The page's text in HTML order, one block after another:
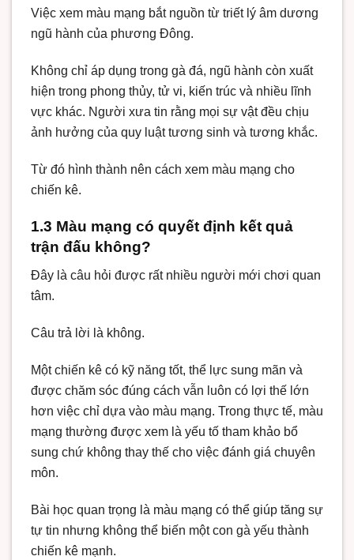
Việc xem màu mạng bắt nguồn từ triết lý âm dương
ngũ hành của phương Đông.
Không chỉ áp dụng trong gà đá, ngũ hành còn xuất
hiện trong phong thủy, tử vi, kiến trúc và nhiều lĩnh
vực khác. Người xưa tin rằng mọi sự vật đều chịu
ảnh hưởng của quy luật tương sinh và tương khắc.
Từ đó hình thành nên cách xem màu mạng cho
chiến kê.
1.3 Màu mạng có quyết định kết quả
trận đấu không?
Đây là câu hỏi được rất nhiều người mới chơi quan
tâm.
Câu trả lời là không.
Một chiến kê có kỹ năng tốt, thể lực sung mãn và
được chăm sóc đúng cách vẫn luôn có lợi thế lớn
hơn việc chỉ dựa vào màu mạng. Trong thực tế, màu
mạng thường được xem là yếu tố tham khảo bổ
sung chứ không thay thế cho việc đánh giá chuyên
môn.
Bài học quan trọng là màu mạng có thể giúp tăng sự
tự tin nhưng không thể biến một con gà yếu thành
chiến kê mạnh.